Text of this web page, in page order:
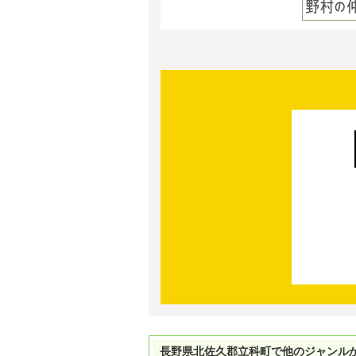
長野県北佐久郡立科町で他のジャンル